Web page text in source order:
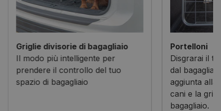
Griglie divisorie di bagagliaio
Il modo più intelligente per
prendere il controllo del tuo
spazio di bagagliaio
Portelloni
Disgrarai il
dal
aggiunta alla
cani e la
bagagliaio.